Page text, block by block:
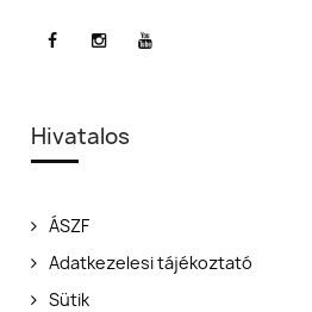
Hivatalos
ÁSZF
Adatkezelesi tájékoztató
Sütik